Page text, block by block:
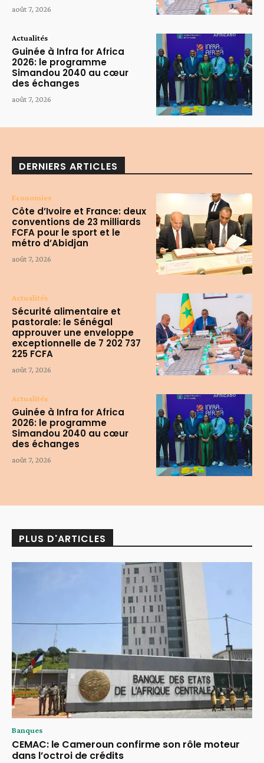
août 7, 2026
Actualités
Guinée à Infra for Africa
2026: le programme
Simandou 2040 au cœur
des échanges
août 7, 2026
DERNIERS ARTICLES
Economies
Côte d’Ivoire et France: deux
conventions de 23 milliards
FCFA pour le sport et le
métro d’Abidjan
août 7, 2026
Actualités
Sécurité alimentaire et
pastorale: le Sénégal
approuver une enveloppe
exceptionnelle de 7 202 737
225 FCFA
août 7, 2026
Actualités
Guinée à Infra for Africa
2026: le programme
Simandou 2040 au cœur
des échanges
août 7, 2026
PLUS D'ARTICLES
Banques
CEMAC: le Cameroun confirme son rôle moteur
dans l’octroi de crédits